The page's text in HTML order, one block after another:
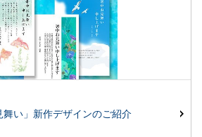
舞い」新作デザインのご紹介